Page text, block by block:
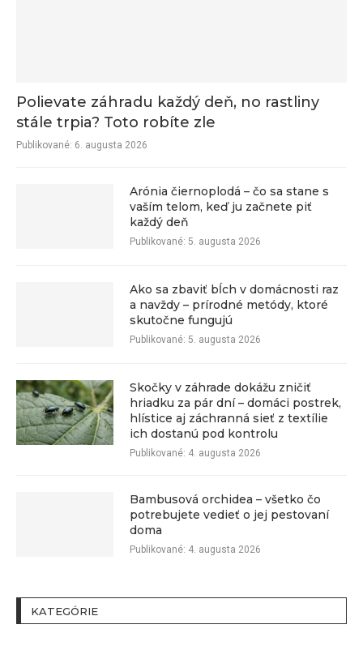
Polievate záhradu každý deň, no rastliny
stále trpia? Toto robíte zle
Publikované: 6. augusta 2026
Arónia čiernoplodá – čo sa stane s
vaším telom, keď ju začnete piť
každý deň
Publikované: 5. augusta 2026
Ako sa zbaviť bĺch v domácnosti raz
a navždy – prírodné metódy, ktoré
skutočne fungujú
Publikované: 5. augusta 2026
Skočky v záhrade dokážu zničiť
hriadku za pár dní – domáci postrek,
hlístice aj záchranná sieť z textílie
ich dostanú pod kontrolu
Publikované: 4. augusta 2026
Bambusová orchidea – všetko čo
potrebujete vedieť o jej pestovaní
doma
Publikované: 4. augusta 2026
KATEGÓRIE